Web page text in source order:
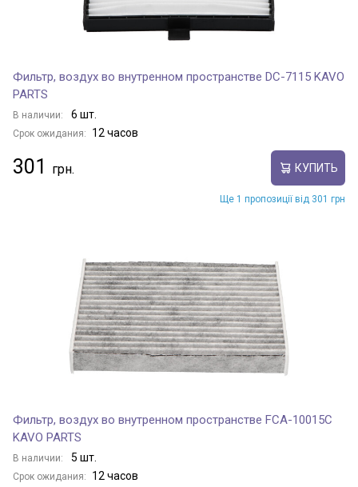
Фильтр, воздух во внутренном пространстве DC-7115 KAVO
PARTS
В наличии: 6 шт.
Срок ожидания: 12 часов
301 КУПИТЬ
Ще 1 пропозиції від 301 грн
Фильтр, воздух во внутренном пространстве FCA-10015C
KAVO PARTS
В наличии: 5 шт.
Срок ожидания: 12 часов